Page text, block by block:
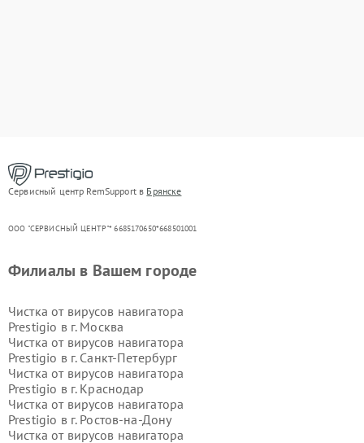
Сервисный центр RemSupport в Брянске
ООО "СЕРВИСНЫЙ ЦЕНТР"* 6685170650*668501001
Филиалы в Вашем городе
Чистка от вирусов навигатора
Prestigio в г. Москва
Чистка от вирусов навигатора
Prestigio в г. Санкт-Петербург
Чистка от вирусов навигатора
Prestigio в г. Краснодар
Чистка от вирусов навигатора
Prestigio в г. Ростов-на-Дону
Чистка от вирусов навигатора